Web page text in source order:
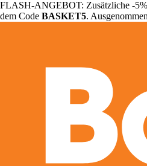
FLASH-ANGEBOT: Zusätzliche -5%
dem Code BASKET5.